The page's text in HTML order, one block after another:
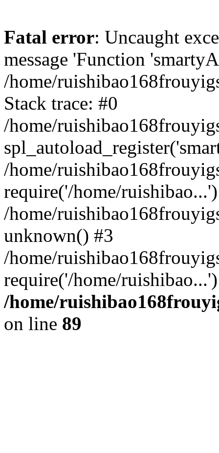
Fatal error: Uncaught
message 'Function
/home/
Stack trace: #0
/home/
/home/
require('/home/
/home/
unknown() #3
/home/
require('/home/
/home/
on line 89